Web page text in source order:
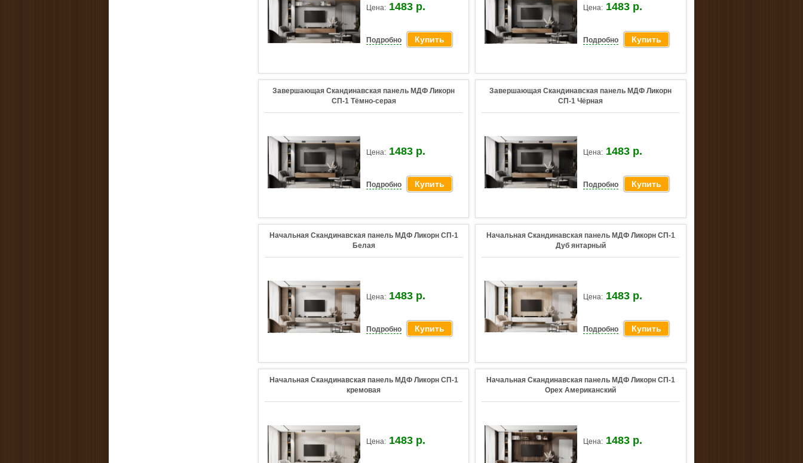
Цена: 1483 р.
Подробно Купить
Цена: 1483 р.
Подробно Купить
Завершающая Скандинавская панель МДФ Ликорн
СП-1 Тёмно-серая
Цена: 1483 р.
Подробно Купить
Завершающая Скандинавская панель МДФ Ликорн
СП-1 Чёрная
Цена: 1483 р.
Подробно Купить
Начальная Скандинавская панель МДФ Ликорн СП-1
Белая
Цена: 1483 р.
Подробно Купить
Начальная Скандинавская панель МДФ Ликорн СП-1
Дуб янтарный
Цена: 1483 р.
Подробно Купить
Начальная Скандинавская панель МДФ Ликорн СП-1
кремовая
Цена: 1483 р.
Начальная Скандинавская панель МДФ Ликорн СП-1
Орех Американский
Цена: 1483 р.